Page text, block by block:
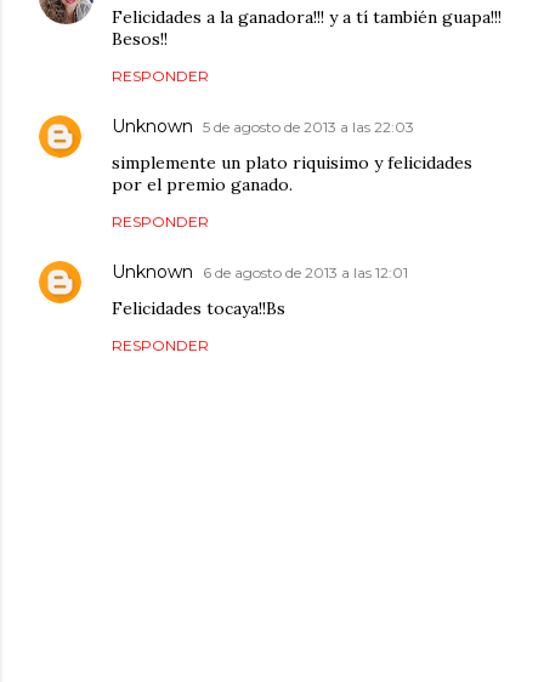
Felicidades a la ganadora!!! y a tí también guapa!!!
Besos!!
RESPONDER
Unknown 5 de agosto de 2013 a las 22:03
simplemente un plato riquisimo y felicidades
por el premio ganado.
RESPONDER
Unknown 6 de agosto de 2013 a las 12:01
Felicidades tocaya!!Bs
RESPONDER